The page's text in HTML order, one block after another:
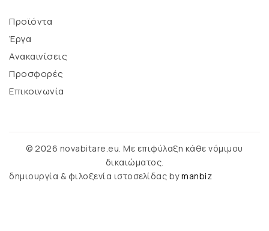
Προϊόντα
Έργα
Ανακαινίσεις
Προσφορές
Επικοινωνία
© 2026 novabitare.eu. Με επιφύλαξη κάθε νόμιμου
δικαιώματος.
δημιουργία & φιλοξενία ιστοσελίδας bymanbiz